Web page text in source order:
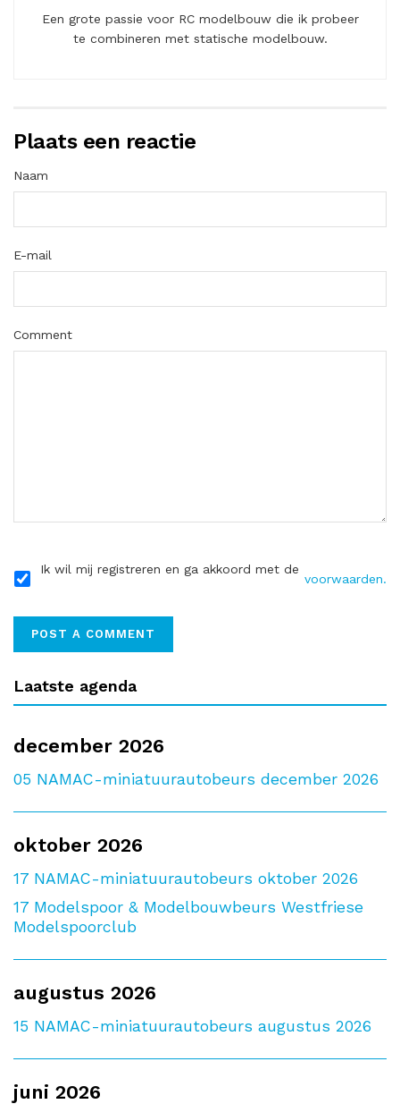
Een grote passie voor RC modelbouw die ik probeer
te combineren met statische modelbouw.
Plaats een reactie
Naam
E-mail
Comment
Ik wil mij registreren en ga akkoord met de
voorwaarden.
Laatste agenda
december 2026
05 NAMAC-miniatuurautobeurs december 2026
oktober 2026
17 NAMAC-miniatuurautobeurs oktober 2026
17 Modelspoor & Modelbouwbeurs Westfriese
Modelspoorclub
augustus 2026
15 NAMAC-miniatuurautobeurs augustus 2026
juni 2026